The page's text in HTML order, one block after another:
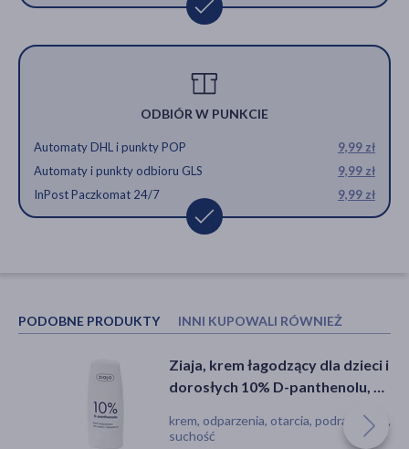
ODBIÓR W PUNKCIE
Automaty DHL i punkty POP
9,99 zł
Automaty i punkty odbioru GLS
9,99 zł
InPost Paczkomat 24/7
9,99 zł
PODOBNE PRODUKTY INNI KUPOWALI RÓWNIEŻ
Ziaja, krem łagodzący dla dzieci i
dorosłych 10% D-panthenolu, 60
krem, odparzenia, otarcia, podrażnienie,
suchość
Aflofarm Panthenol, pianka, 150
ml
pianka, podrażnienie, zaczerwienienie,
suchość, oparzenie